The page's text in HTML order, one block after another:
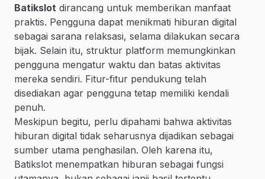
Batikslot dirancang untuk memberikan manfaat
praktis. Pengguna dapat menikmati hiburan digital
sebagai sarana relaksasi, selama dilakukan secara
bijak. Selain itu, struktur platform memungkinkan
pengguna mengatur waktu dan batas aktivitas
mereka sendiri. Fitur-fitur pendukung telah
disediakan agar pengguna tetap memiliki kendali
penuh.
Meskipun begitu, perlu dipahami bahwa aktivitas
hiburan digital tidak seharusnya dijadikan sebagai
sumber utama penghasilan. Oleh karena itu,
Batikslot menempatkan hiburan sebagai fungsi